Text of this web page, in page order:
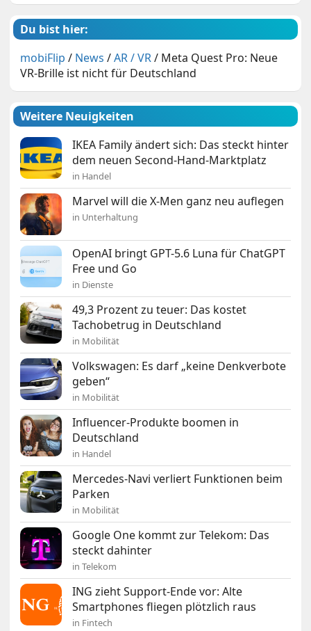
Du bist hier:
mobiFlip / News /AR / VR/ Meta Quest Pro: Neue
VR-Brille ist nicht für Deutschland
Weitere Neuigkeiten
IKEA Family ändert sich: Das steckt hinter
dem neuen Second-Hand-Marktplatz
in Handel
Marvel will die X-Men ganz neu auflegen
in Unterhaltung
OpenAI bringt GPT-5.6 Luna für ChatGPT
Free und Go
in Dienste
49,3 Prozent zu teuer: Das kostet
Tachobetrug in Deutschland
in Mobilität
Volkswagen: Es darf „keine Denkverbote
geben“
in Mobilität
Influencer-Produkte boomen in
Deutschland
in Handel
Mercedes-Navi verliert Funktionen beim
Parken
in Mobilität
Google One kommt zur Telekom: Das
steckt dahinter
in Telekom
ING zieht Support-Ende vor: Alte
Smartphones fliegen plötzlich raus
in Fintech